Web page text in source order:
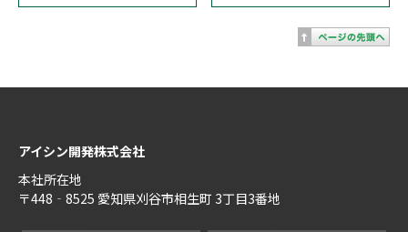
アイシン開発株式会社
本社所在地
〒448‐8525 愛知県刈谷市相生町 3丁目3番地